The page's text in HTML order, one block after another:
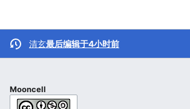
清玄最后编辑于4小时前
Mooncell